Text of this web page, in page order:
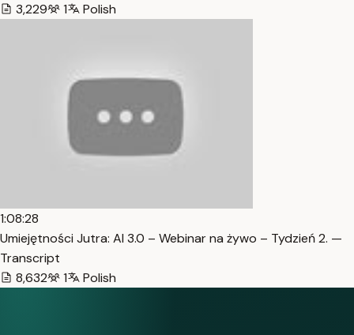
3,229
1 Polish
1:08:28
Umiejętności Jutra: AI 3.0 – Webinar na żywo – Tydzień 2. —
Transcript
8,632
1 Polish